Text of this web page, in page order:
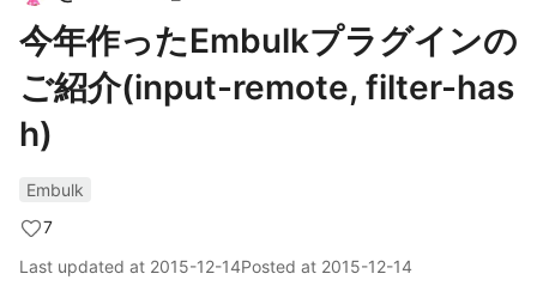
今年作ったEmbulkプラグインの
ご紹介(input-remote, filter-has
h)
Embulk
7
Last updated at 2015-12-14Posted at 2015-12-14